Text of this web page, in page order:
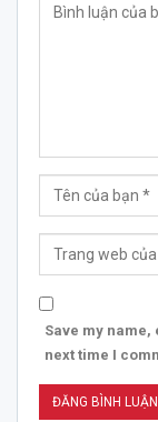
Save my
next time I